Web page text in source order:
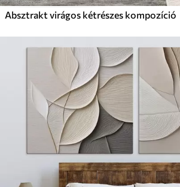
Absztrakt virágos kétrészes kompozíció